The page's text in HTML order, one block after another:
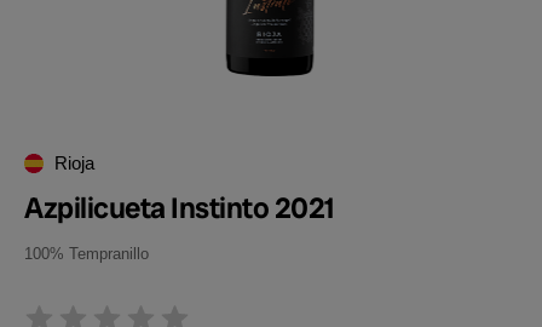
Rioja
Azpilicueta Instinto 2021
100% Tempranillo